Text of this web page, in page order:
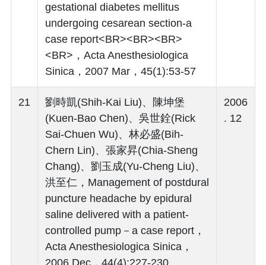
gestational diabetes mellitus
undergoing cesarean section-a
case report<BR><BR><BR>
<BR>，Acta Anesthesiologica
Sinica，2007 Mar，45(1):53-57
21
劉時凱(Shih-Kai Liu)、陳坤堡
(Kuen-Bao Chen)、吳世銓(Rick
Sai-Chuen Wu)、林必盛(Bih-
Chern Lin)、張家昇(Chia-Sheng
Chang)、劉玉成(Yu-Cheng Liu)、
洪至仁，Management of postdural
puncture headache by epidural
saline delivered with a patient-
controlled pump－a case report，
Acta Anesthesiologica Sinica，
2006 Dec，44(4):227-230
2006
. 12